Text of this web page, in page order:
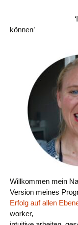
‘Ich zeige
können’
Willkommen mein
Version meines
Erfolg auf allen
worker,